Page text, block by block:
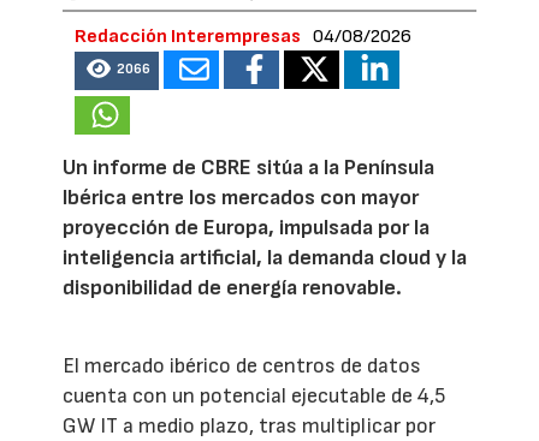
Redacción Interempresas 04/08/2026
2066
Un informe de CBRE sitúa a la Península
Ibérica entre los mercados con mayor
proyección de Europa, impulsada por la
inteligencia artificial, la demanda cloud y la
disponibilidad de energía renovable.
El mercado ibérico de centros de datos
cuenta con un potencial ejecutable de 4,5
GW IT a medio plazo, tras multiplicar por